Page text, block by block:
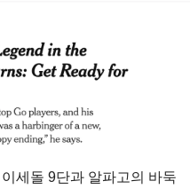
Library
세돌 9단과 알파고의 바둑